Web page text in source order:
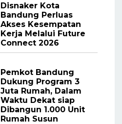
Disnaker Kota
Bandung Perluas
Akses Kesempatan
Kerja Melalui Future
Connect 2026
Pemkot Bandung
Dukung Program 3
Juta Rumah, Dalam
Waktu Dekat siap
Dibangun 1.000 Unit
Rumah Susun